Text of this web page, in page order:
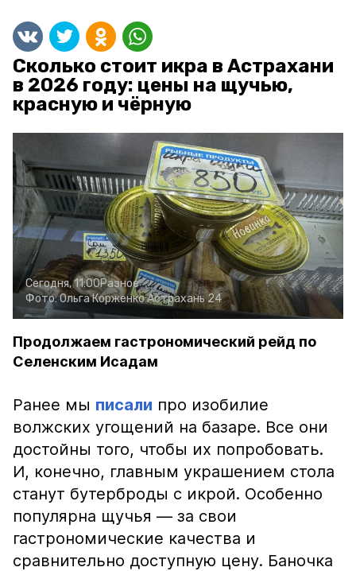
Сколько стоит икра в Астрахани
в 2026 году: цены на щучью,
красную и чёрную
Сегодня, 11:00Разное
Фото:Ольга КорженкоАстрахань 24
Продолжаем гастрономический рейд по
Селенским Исадам
Ранее мы писали про изобилие
волжских угощений на базаре. Все они
достойны того, чтобы их попробовать.
И, конечно, главным украшением стола
станут бутерброды с икрой. Особенно
популярна щучья — за свои
гастрономические качества и
сравнительно доступную цену. Баночка